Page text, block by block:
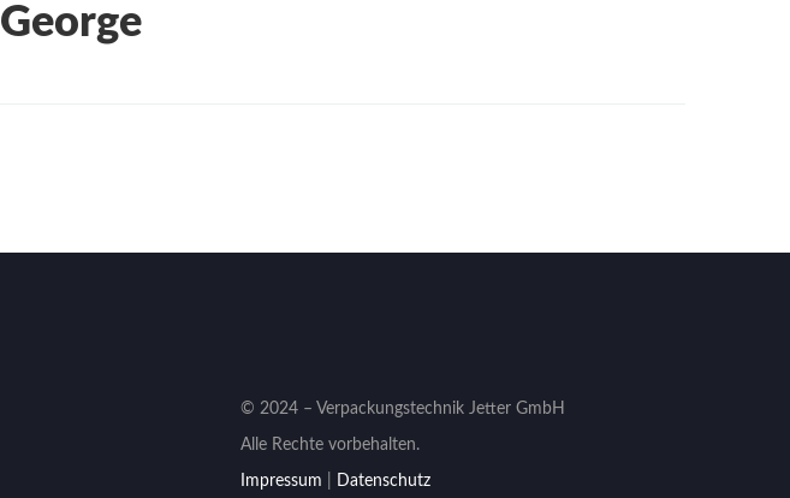
George
© 2024 – Verpackungstechnik Jetter GmbH
Alle Rechte vorbehalten.
Impressum Datenschutz